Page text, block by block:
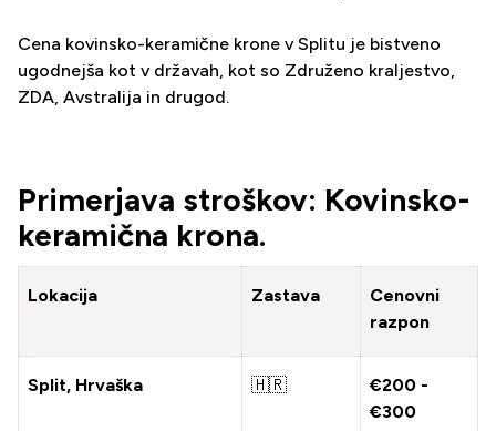
Cena kovinsko-keramične krone v Splitu je bistveno
ugodnejša kot v državah, kot so Združeno kraljestvo,
ZDA, Avstralija in drugod.
Primerjava stroškov: Kovinsko-
keramična krona.
Lokacija Zastava
Cenovni
razpon
Split, Hrvaška 🇭🇷
€200 -
€300